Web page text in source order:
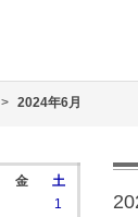
2024年6月
金 土
1